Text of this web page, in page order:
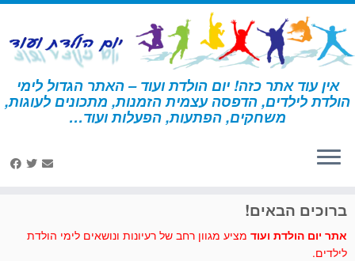
דלג
לתוכן
אין עוד אתר כזה! יום הולדת ועוד – האתר הגדול לימי
הולדת לילדים, הדפסה עצמית הזמנות, מתכונים לעוגות,
משחקים, הפתעות, הפעלות ועוד… דף הבית » אולימפיאדה » פעילות ומשחקים - אולימפיאדה » חידון
אולימפיאדת החורף
לחצו לנו לייק בפייסבוק
ברוכים הבאים!
אתר יום הולדת ועוד מציע מגוון רחב של רעיונות ונושאים לימי הולדת
לילדים.